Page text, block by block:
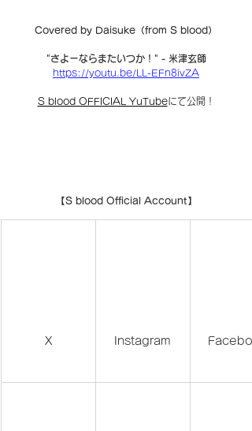
Covered by Daisuke（from S blood）
"さよーならまたいつか！" - 米津玄師
https://youtu.be/LL-EFn8ivZA
S blood OFFICIAL YuTubeにて公開！
【S blood Official Account】
X Instagram